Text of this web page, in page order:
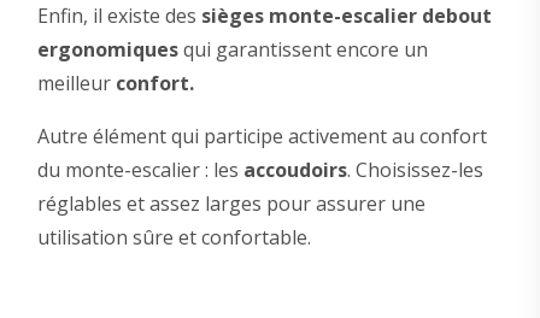
Enfin, il existe des sièges monte-escalier debout
ergonomiquesqui garantissent encore un
meilleur confort.
Autre élément qui participe activement au confort
du monte-escalier : les accoudoirs. Choisissez-les
réglables et assez larges pour assurer une
utilisation sûre et confortable.